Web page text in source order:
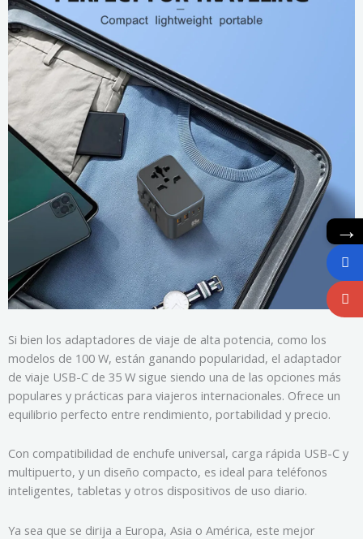
Si bien los adaptadores de viaje de alta potencia, como los
modelos de 100 W, están ganando popularidad, el adaptador
de viaje USB-C de 35 W sigue siendo una de las opciones más
populares y prácticas para viajeros internacionales. Ofrece un
equilibrio perfecto entre rendimiento, portabilidad y precio.
Con compatibilidad de enchufe universal, carga rápida USB-C y
multipuerto, y un diseño compacto, es ideal para teléfonos
inteligentes, tabletas y otros dispositivos de uso diario.
Ya sea que se dirija a Europa, Asia o América, este mejor
→